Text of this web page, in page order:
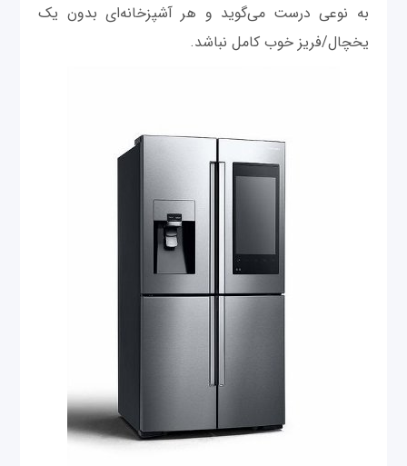
به نوعی درست می‌گوید و هر آشپزخانه‌ای بدون یک
یخچال/فریز خوب کامل نباشد.